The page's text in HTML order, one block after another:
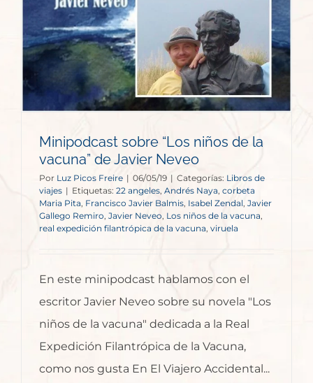
Minipodcast sobre “Los niños de la
vacuna” de Javier Neveo
Por Luz Picos Freire | 06/05/19 | Categorías: Libros de
viajes | Etiquetas: 22 angeles, Andrés Naya corbeta
Maria Pita, Francisco Javier Balmis Isabel Zendal Javier
Gallego Remiro Javier Neveo Los niños de la vacuna
real expedición filantrópica de la vacuna viruela
En este minipodcast hablamos con el
escritor Javier Neveo sobre su novela "Los
niños de la vacuna" dedicada a la Real
Expedición Filantrópica de la Vacuna,
como nos gusta En El Viajero Accidental...